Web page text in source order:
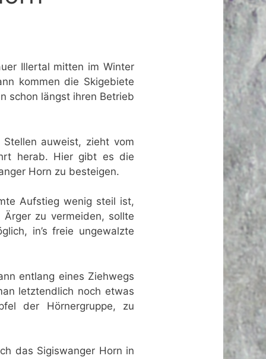
Illertal mitten im Winter
kommen die Skigebiete
schon längst ihren Betrieb
auweist, zieht vom
herab. Hier gibt es die
Horn zu besteigen.
Aufstieg wenig steil ist,
zu vermeiden, sollte
in’s freie ungewalzte
entlang eines Ziehwegs
letztendlich noch etwas
der Hörnergruppe, zu
das Sigiswanger Horn in